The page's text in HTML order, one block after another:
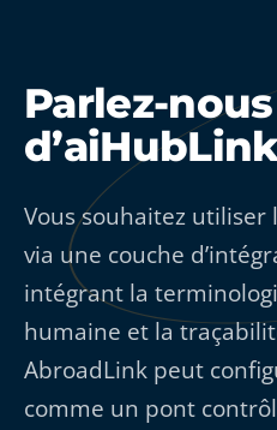
Parlez-nous
Vous souhaitez
via une couche
intégrant la
humaine et la
AbroadLink peut
comme un pont